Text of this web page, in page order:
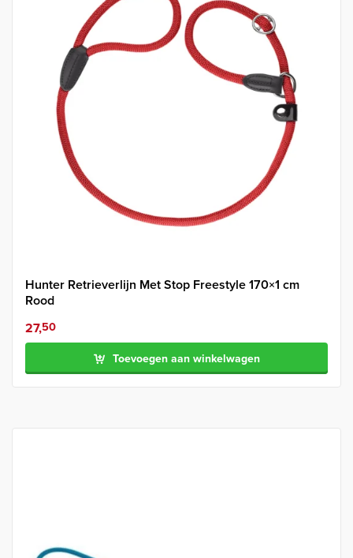
Hunter Retrieverlijn Met Stop Freestyle 170×1 cm
Rood
27,50
Toevoegen aan winkelwagen